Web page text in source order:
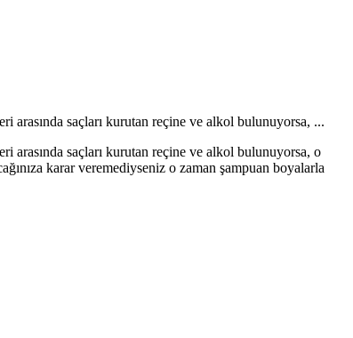
arasında saçları kurutan reçi­ne ve alkol bulunuyorsa, ...
arasında saçları kurutan reçi­ne ve alkol bulunuyorsa, o
karar veremediyseniz o zaman şampuan boyalarla